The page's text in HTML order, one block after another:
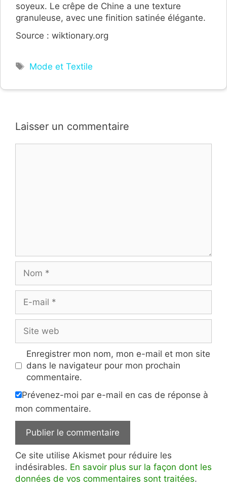
soyeux. Le crêpe de Chine a une texture
granuleuse, avec une finition satinée élégante.
Source : wiktionary.org
Étiquettes
Mode et Textile
Laisser un commentaire
mail
web
Enregistrer mon nom, mon e-mail et mon site
dans le navigateur pour mon prochain
commentaire.
Prévenez-moi par e-mail en cas de réponse à
mon commentaire.
Ce site utilise Akismet pour réduire les
indésirables. En savoir plus sur la façon dont les
données de vos commentaires sont traitées.